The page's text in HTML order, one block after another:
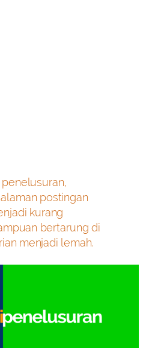
postingan
kurang
bertarung di
menjadi lemah.